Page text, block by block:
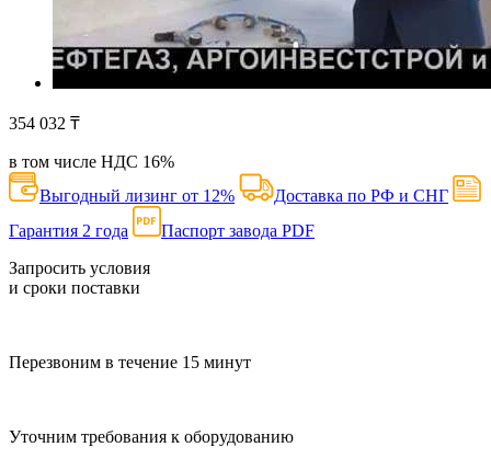
354 032 ₸
в том числе НДС 16%
Выгодный лизинг от 12%
Доставка по РФ и СНГ
Гарантия 2 года
Паспорт завода PDF
Запросить условия
и сроки поставки
Перезвоним в течение 15 минут
Уточним требования к оборудованию